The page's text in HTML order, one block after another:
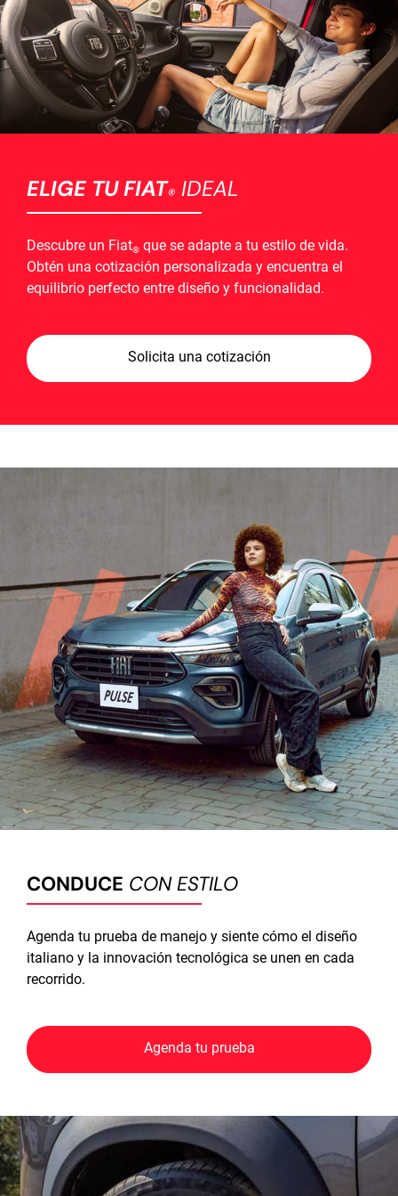
ELIGE TU FIAT®IDEAL
Descubre un Fiat®que se adapte a tu estilo de vida.
Obtén una cotización personalizada y encuentra el
equilibrio perfecto entre diseño y funcionalidad.
Solicita una cotización
CONDUCE CON ESTILO
Agenda tu prueba de manejo y siente cómo el diseño
italiano y la innovación tecnológica se unen en cada
recorrido.
Agenda tu prueba